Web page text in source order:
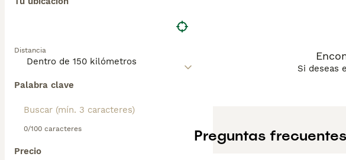
Distancia
Palabra clave
0/100 caracteres
Precio
Si deseas
Preguntas frecuentes